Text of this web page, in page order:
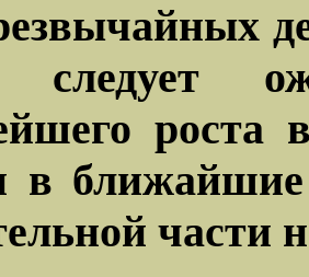
следует
роста
в
части